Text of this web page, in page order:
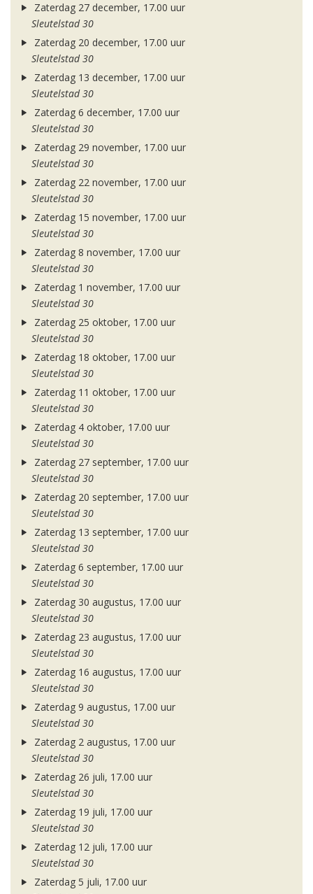
Zaterdag 27 december, 17.00 uur
Sleutelstad 30
Zaterdag 20 december, 17.00 uur
Sleutelstad 30
Zaterdag 13 december, 17.00 uur
Sleutelstad 30
Zaterdag 6 december, 17.00 uur
Sleutelstad 30
Zaterdag 29 november, 17.00 uur
Sleutelstad 30
Zaterdag 22 november, 17.00 uur
Sleutelstad 30
Zaterdag 15 november, 17.00 uur
Sleutelstad 30
Zaterdag 8 november, 17.00 uur
Sleutelstad 30
Zaterdag 1 november, 17.00 uur
Sleutelstad 30
Zaterdag 25 oktober, 17.00 uur
Sleutelstad 30
Zaterdag 18 oktober, 17.00 uur
Sleutelstad 30
Zaterdag 11 oktober, 17.00 uur
Sleutelstad 30
Zaterdag 4 oktober, 17.00 uur
Sleutelstad 30
Zaterdag 27 september, 17.00 uur
Sleutelstad 30
Zaterdag 20 september, 17.00 uur
Sleutelstad 30
Zaterdag 13 september, 17.00 uur
Sleutelstad 30
Zaterdag 6 september, 17.00 uur
Sleutelstad 30
Zaterdag 30 augustus, 17.00 uur
Sleutelstad 30
Zaterdag 23 augustus, 17.00 uur
Sleutelstad 30
Zaterdag 16 augustus, 17.00 uur
Sleutelstad 30
Zaterdag 9 augustus, 17.00 uur
Sleutelstad 30
Zaterdag 2 augustus, 17.00 uur
Sleutelstad 30
Zaterdag 26 juli, 17.00 uur
Sleutelstad 30
Zaterdag 19 juli, 17.00 uur
Sleutelstad 30
Zaterdag 12 juli, 17.00 uur
Sleutelstad 30
Zaterdag 5 juli, 17.00 uur